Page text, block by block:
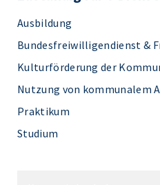
Ausbildung
Bundesfreiwilligendienst &
Kulturförderung der
Nutzung von kommunalem
Praktikum
Studium